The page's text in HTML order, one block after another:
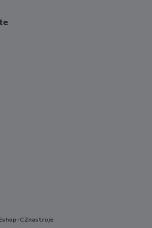
CZnastroje